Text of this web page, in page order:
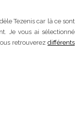
Tezenis car là ce sont
Je vous ai sélectionné
retrouverez différents